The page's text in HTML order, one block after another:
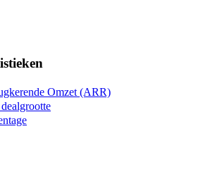
Omzet (ARR)